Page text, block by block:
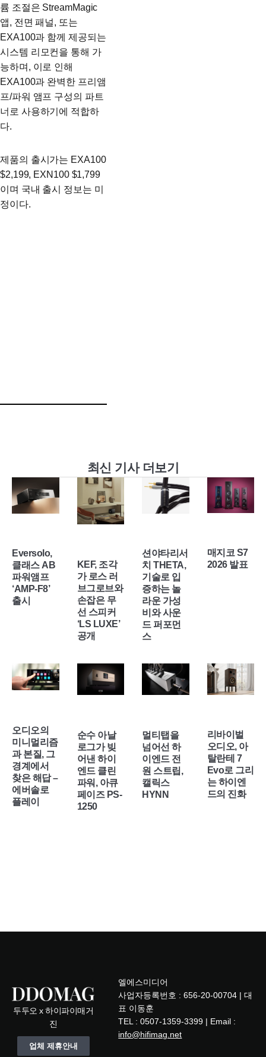
륨 조절은 StreamMagic
앱, 전면 패널, 또는
EXA100과 함께 제공되는
시스템 리모컨을 통해 가
능하며, 이로 인해
EXA100과 완벽한 프리앰
프/파워 앰프 구성의 파트
너로 사용하기에 적합하
다.
제품의 출시가는 EXA100
$2,199, EXN100 $1,799
이며 국내 출시 정보는 미
정이다.
최신 기사 더보기
Eversolo,
클래스 AB
파워앰프
‘AMP-F8’
출시
KEF, 조각
가 로스 러
브그로브와
손잡은 무
선 스피커
‘LS LUXE’
공개
션야타리서
치 THETA,
기술로 입
증하는 놀
라운 가성
비와 사운
드 퍼포먼
스
매지코 S7
2026 발표
오디오의
미니멀리즘
과 본질, 그
경계에서
찾은 해답 –
에버솔로
플레이
순수 아날
로그가 빚
어낸 하이
엔드 클린
파워, 아큐
페이즈 PS-
1250
멀티탭을
넘어선 하
이엔드 전
원 스트립,
캘릭스
HYNN
리바이벌
오디오, 아
탈란테 7
Evo로 그리
는 하이엔
드의 진화
두두오 x 하이파이매거
진
업체 제휴안내
엘에스미디어
사업자등록번호 : 656-20-00704 | 대
표 이동훈
TEL : 0507-1359-3399 | Email :
info@hifimag.net